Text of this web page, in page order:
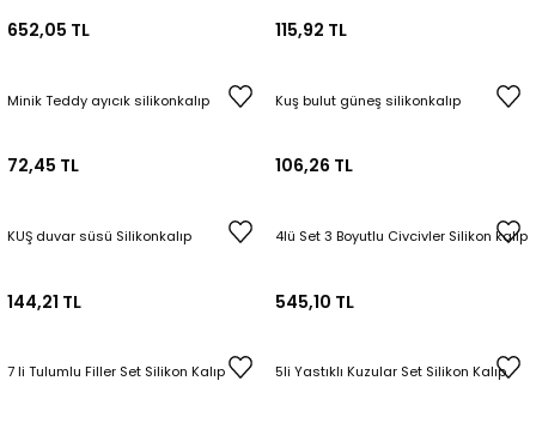
652,05 TL 115,92 TL
Minik Teddy ayıcık silikonkalıp
72,45 TL
Kuş bulut güneş silikonkalıp
106,26 TL
KUŞ duvar süsü Silikonkalıp
144,21 TL
4lü Set 3 Boyutlu Civcivler Silikon kalıp
545,10 TL
7 li Tulumlu Filler Set Silikon Kalıp 5li Yastıklı Kuzular Set Silikon Kalıp